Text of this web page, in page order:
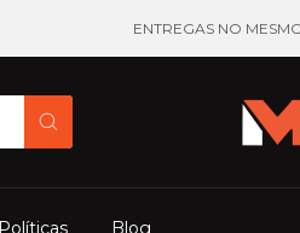
ENTREGAS NO
Políticas Blog